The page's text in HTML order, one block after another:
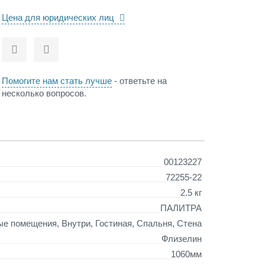
Цена для юридических лиц
СравнитьОтложить
Помогите нам стать лучше - ответьте на
несколько вопросов.
00123227
72255-22
2.5 кг
ПАЛИТРА
помещения, Внутри, Гостиная, Спальня, Стена
Флизелин
1060мм